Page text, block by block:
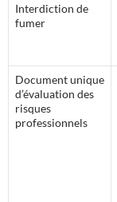
Interdiction de
fumer
Document unique
d’évaluation des
risques
professionnels